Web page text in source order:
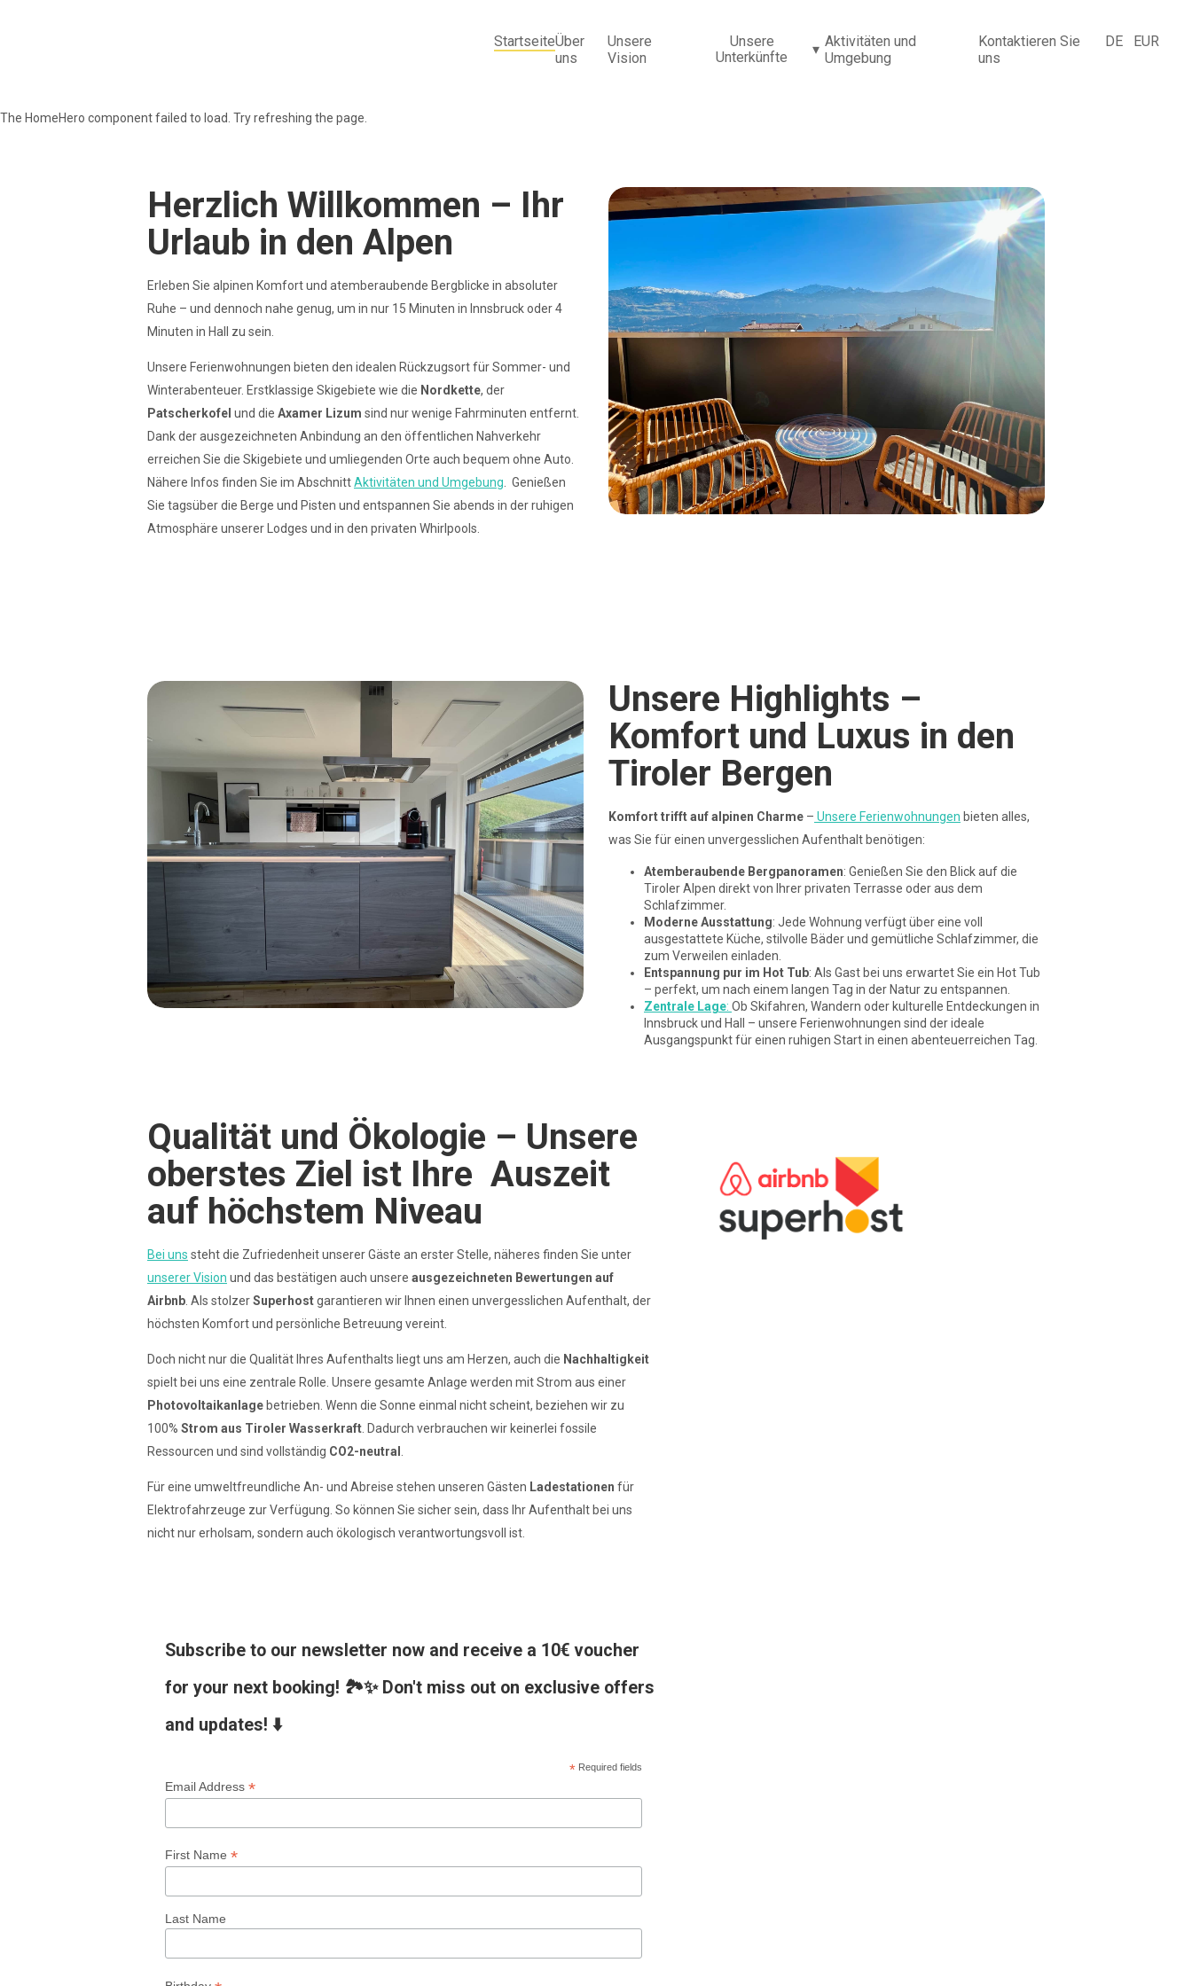
StartseiteÜber
uns
Unsere
Vision
Unsere
Unterkünfte
▾ Aktivitäten und
Umgebung
Kontaktieren Sie
uns
DE EUR
The HomeHero component failed to load. Try refreshing the page.
Herzlich Willkommen – Ihr
Urlaub in den Alpen
Erleben Sie alpinen Komfort und atemberaubende Bergblicke in absoluter
Ruhe – und dennoch nahe genug, um in nur 15 Minuten in Innsbruck oder 4
Minuten in Hall zu sein.
Unsere Ferienwohnungen bieten den idealen Rückzugsort für Sommer- und
Winterabenteuer. Erstklassige Skigebiete wie die Nordkette, der
Patscherkofel und die Axamer Lizum sind nur wenige Fahrminuten entfernt.
Dank der ausgezeichneten Anbindung an den öffentlichen Nahverkehr
erreichen Sie die Skigebiete und umliegenden Orte auch bequem ohne Auto.
Nähere Infos finden Sie im AbschnittAktivitäten und Umgebung . Genießen
Sie tagsüber die Berge und Pisten und entspannen Sie abends in der ruhigen
Atmosphäre unserer Lodges und in den privaten Whirlpools.
Unsere Highlights –
Komfort und Luxus in den
Tiroler Bergen
Komfort trifft auf alpinen Charme – Unsere Ferienwohnungen bieten alles,
was Sie für einen unvergesslichen Aufenthalt benötigen:
Atemberaubende Bergpanoramen: Genießen Sie den Blick auf die
Tiroler Alpen direkt von Ihrer privaten Terrasse oder aus dem
Schlafzimmer.
Moderne Ausstattung: Jede Wohnung verfügt über eine voll
ausgestattete Küche, stilvolle Bäder und gemütliche Schlafzimmer, die
zum Verweilen einladen.
Entspannung pur im Hot Tub: Als Gast bei uns erwartet Sie ein Hot Tub
– perfekt, um nach einem langen Tag in der Natur zu entspannen.
Zentrale Lage: Ob Skifahren, Wandern oder kulturelle Entdeckungen in
Innsbruck und Hall – unsere Ferienwohnungen sind der ideale
Ausgangspunkt für einen ruhigen Start in einen abenteuerreichen Tag.
Qualität und Ökologie – Unsere
oberstes Ziel ist Ihre Auszeit
auf höchstem Niveau
Bei uns steht die Zufriedenheit unserer Gäste an erster Stelle, näheres finden Sie unter
unserer Vision und das bestätigen auch unsere ausgezeichneten Bewertungen auf
Airbnb . Als stolzerSuperhostgarantieren wir Ihnen einen unvergesslichen Aufenthalt, der
höchsten Komfort und persönliche Betreuung vereint.
Doch nicht nur die Qualität Ihres Aufenthalts liegt uns am Herzen, auch die Nachhaltigkeit
spielt bei uns eine zentrale Rolle. Unsere gesamte Anlage werden mit Strom aus einer
Photovoltaikanlage betrieben. Wenn die Sonne einmal nicht scheint, beziehen wir zu
100% Strom aus Tiroler Wasserkraft . Dadurch verbrauchen wir keinerlei fossile
Ressourcen und sind vollständig CO2-neutral
Für eine umweltfreundliche An- und Abreise stehen unseren Gästen Ladestationen für
Elektrofahrzeuge zur Verfügung. So können Sie sicher sein, dass Ihr Aufenthalt bei uns
nicht nur erholsam, sondern auch ökologisch verantwortungsvoll ist.
Subscribe to our newsletter now and receive a 10€ voucher
for your next booking! 🏞️✨ Don't miss out on exclusive offers
and updates! ⬇️
*Required fields
Email Address *
First Name *
Last Name